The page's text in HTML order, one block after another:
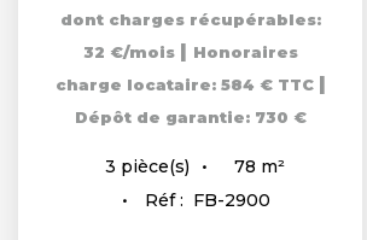
dont charges récupérables:
32 €/mois | Honoraires
charge locataire: 584 € TTC |
Dépôt de garantie: 730 €
3 pièce(s) 78 m²
Réf : FB-2900